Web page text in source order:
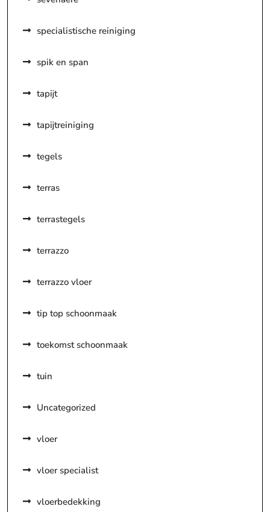
specialistische reiniging
spik en span
tapijt
tapijtreiniging
tegels
terras
terrastegels
terrazzo
terrazzo vloer
tip top schoonmaak
toekomst schoonmaak
tuin
Uncategorized
vloer
vloer specialist
vloerbedekking